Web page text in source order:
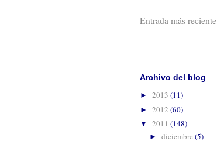
Entrada más reciente
Archivo del blog
► 2013 (11)
► 2012 (60)
▼ 2011 (148)
► diciembre (5)